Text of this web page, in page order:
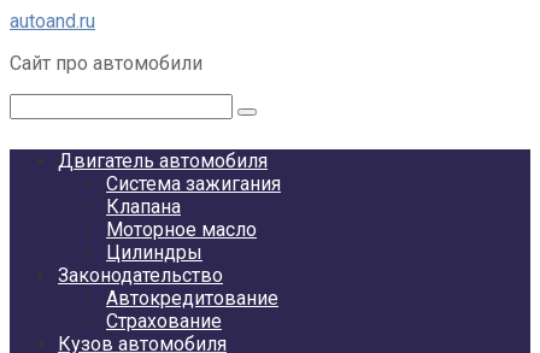
Перейти
контенту
autoand.ru
Сайт про автомобили
Двигатель автомобиля
Система зажигания
Клапана
Моторное масло
Цилиндры
Законодательство
Автокредитование
Страхование
Кузов автомобиля